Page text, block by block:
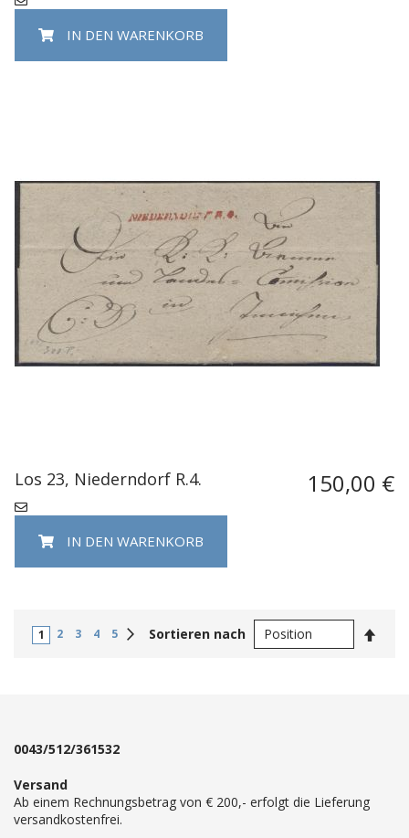
IN DEN WARENKORB
Los 23, Niederndorf R.4. 150,00 €
IN DEN WARENKORB
1 2 3 4 5 Weiter
Sortieren nach
0043/512/361532
Versand
Ab einem Rechnungsbetrag von € 200,- erfolgt die Lieferung
versandkostenfrei.